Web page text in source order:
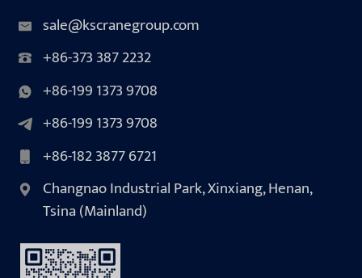
sale@kscranegroup.com
+86-373 387 2232
+86-199 1373 9708
+86-199 1373 9708
+86-182 3877 6721
Changnao Industrial Park, Xinxiang, Henan,
Tsina (Mainland)